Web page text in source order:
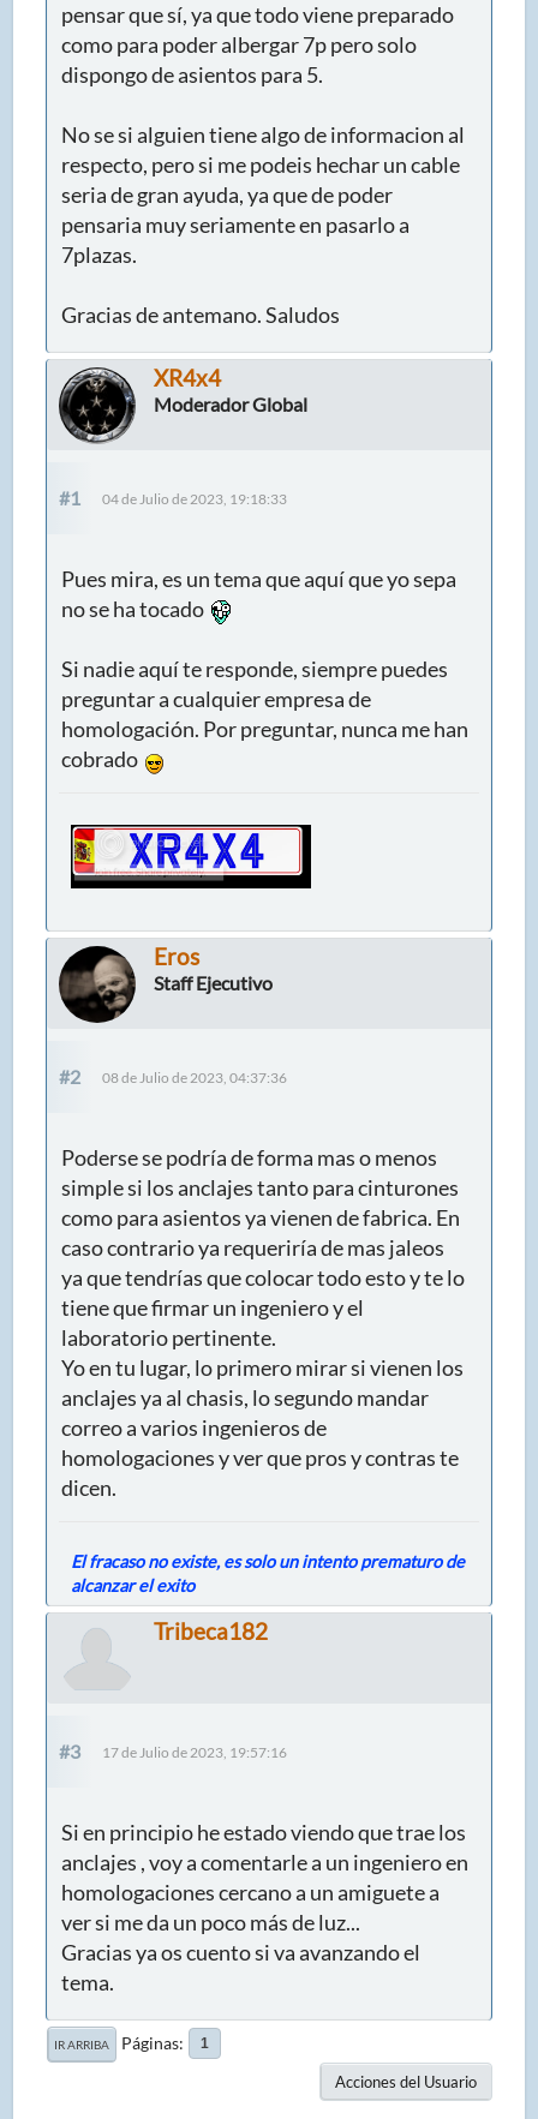
pensar que sí, ya que todo viene preparado
como para poder albergar 7p pero solo
dispongo de asientos para 5.
No se si alguien tiene algo de informacion al
respecto, pero si me podeis hechar un cable
seria de gran ayuda, ya que de poder
pensaria muy seriamente en pasarlo a
7plazas.
Gracias de antemano. Saludos
XR4x4
Moderador Global
#1 04 de Julio de 2023, 19:18:33
Pues mira, es un tema que aquí que yo sepa
no se ha tocado
Si nadie aquí te responde, siempre puedes
preguntar a cualquier empresa de
homologación. Por preguntar, nunca me han
cobrado
Eros
Staff Ejecutivo
#2 08 de Julio de 2023, 04:37:36
Poderse se podría de forma mas o menos
simple si los anclajes tanto para cinturones
como para asientos ya vienen de fabrica. En
caso contrario ya requeriría de mas jaleos
ya que tendrías que colocar todo esto y te lo
tiene que firmar un ingeniero y el
laboratorio pertinente.
Yo en tu lugar, lo primero mirar si vienen los
anclajes ya al chasis, lo segundo mandar
correo a varios ingenieros de
homologaciones y ver que pros y contras te
dicen.
El fracaso no existe, es solo un intento prematuro de
alcanzar el exito
Tribeca182
#3 17 de Julio de 2023, 19:57:16
Si en principio he estado viendo que trae los
anclajes , voy a comentarle a un ingeniero en
homologaciones cercano a un amiguete a
ver si me da un poco más de luz...
Gracias ya os cuento si va avanzando el
tema.
IR ARRIBA Páginas 1
Acciones del Usuario